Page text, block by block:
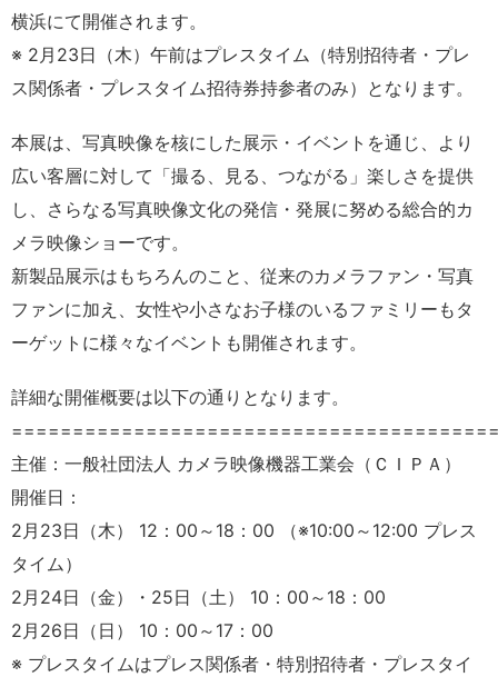
横浜にて開催されます。
※ 2月23日（木）午前はプレスタイム（特別招待者・プレ
ス関係者・プレスタイム招待券持参者のみ）となります。
本展は、写真映像を核にした展示・イベントを通じ、より
広い客層に対して「撮る、見る、つながる」楽しさを提供
し、さらなる写真映像文化の発信・発展に努める総合的カ
メラ映像ショーです。
新製品展⽰はもちろんのこと、従来のカメラファン・写真
ファンに加え、女性や小さなお子様のいるファミリーもタ
ーゲットに様々なイベントも開催されます。
詳細な開催概要は以下の通りとなります。
主催：一般社団法人 カメラ映像機器工業会（ＣＩＰＡ）
開催日：
2月23日（木） 12：00～18：00 （※10:00～12:00 プレス
タイム）
2月24日（金）・25日（土） 10：00～18：00
2月26日（日） 10：00～17：00
※ プレスタイムはプレス関係者・特別招待者・プレスタイ